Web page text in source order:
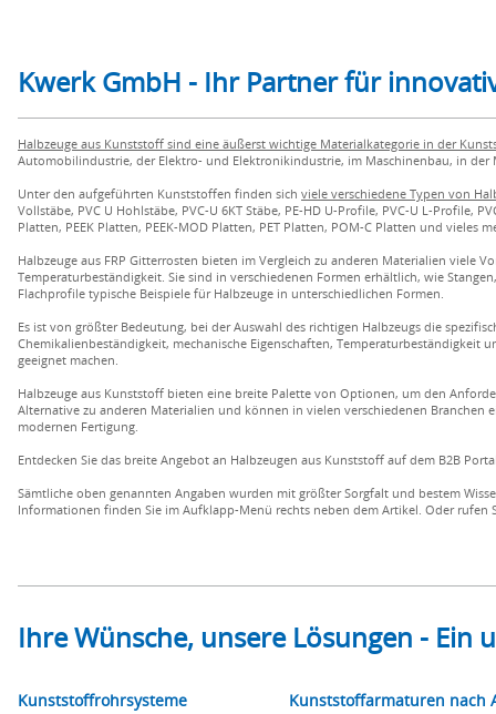
Kwerk GmbH - Ihr Partner für
Halbzeuge aus Kunststoff sind eine äußerst wichtige Materialkategorie in der
Automobilindustrie, der Elektro- und Elektronikindustrie, im Maschinenbau, in der
Unter den aufgeführten Kunststoffen finden sich viele verschiedene Typen von
Vollstäbe, PVC U Hohlstäbe, PVC-U 6KT Stäbe, PE-HD U-Profile, PVC-U L-Profile,
Platten, PEEK Platten, PEEK-MOD Platten, PET Platten, POM-C Platten und vieles
Halbzeuge aus FRP Gitterrosten bieten im Vergleich zu anderen Materialien viele
Temperaturbeständigkeit. Sie sind in verschiedenen Formen erhältlich, wie
Flachprofile typische Beispiele für Halbzeuge in unterschiedlichen Formen.
Es ist von größter Bedeutung, bei der Auswahl des richtigen Halbzeugs die
Chemikalienbeständigkeit, mechanische Eigenschaften, Temperaturbeständigkeit
geeignet machen.
Halbzeuge aus Kunststoff bieten eine breite Palette von Optionen, um den
Alternative zu anderen Materialien und können in vielen verschiedenen
modernen Fertigung.
Entdecken Sie das breite Angebot an Halbzeugen aus Kunststoff auf dem B2B
Sämtliche oben genannten Angaben wurden mit größter Sorgfalt und bestem
Informationen finden Sie im Aufklapp-Menü rechts neben dem Artikel. Oder rufen
Ihre Wünsche, unsere Lösungen -
Kunststoffrohrsysteme Kunststoffarmaturen nach